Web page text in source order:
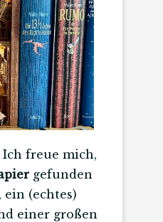
freue mich,
gefunden
(echtes)
einer großen